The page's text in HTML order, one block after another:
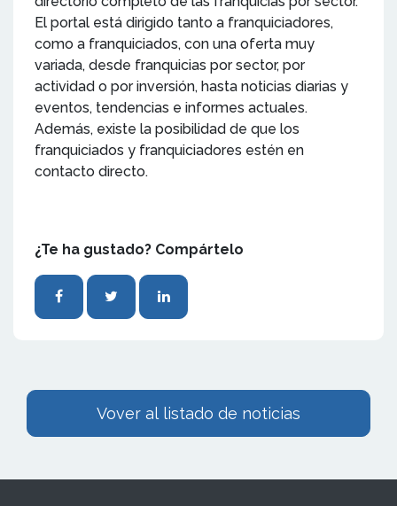
El portal está dirigido tanto a franquiciadores,
como a franquiciados, con una oferta muy
variada, desde franquicias por sector, por
actividad o por inversión, hasta noticias diarias y
eventos, tendencias e informes actuales.
Además, existe la posibilidad de que los
franquiciados y franquiciadores estén en
contacto directo.
¿Te ha gustado? Compártelo
Vover al listado de noticias